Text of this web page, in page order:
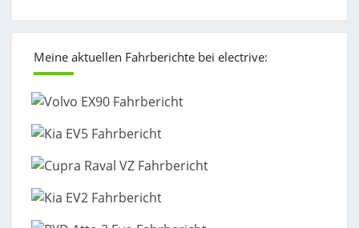
Meine aktuellen Fahrberichte bei electrive: